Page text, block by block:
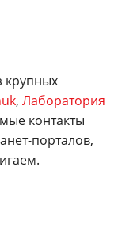
крупных
, Лаборатория
контакты
порталов,